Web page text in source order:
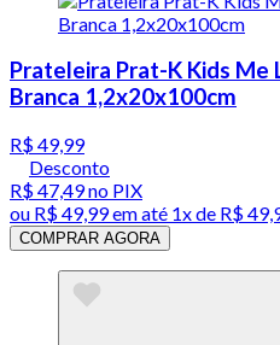
Prateleira Prat-K Kids Me
Branca 1,2x20x100cm
R$ 49,99
Desconto
R$ 47,49no PIX
ou R$ 49,99em até 1x de R$
COMPRAR AGORA